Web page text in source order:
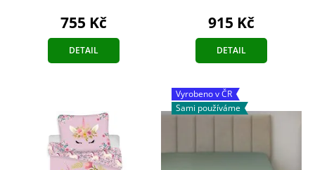
755 Kč
DETAIL
915 Kč
DETAIL
Vyrobeno v ČR
Sami používáme